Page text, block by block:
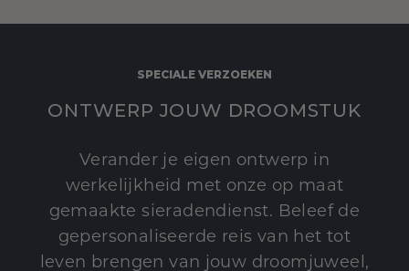
SPECIALE VERZOEKEN
ONTWERP JOUW DROOMSTUK
Verander je eigen ontwerp in
werkelijkheid met onze op maat
gemaakte sieradendienst. Beleef de
gepersonaliseerde reis van het tot
leven brengen van jouw droomjuweel,